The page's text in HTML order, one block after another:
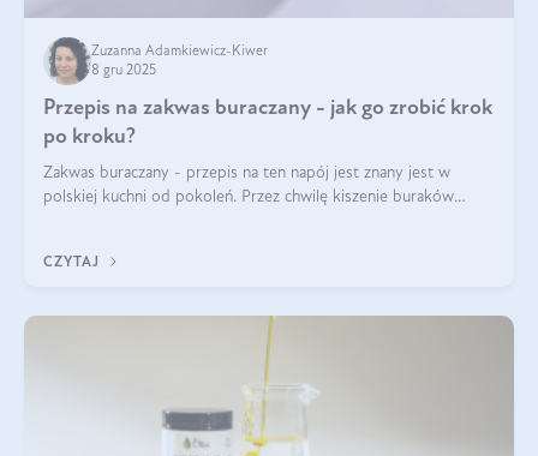
Zuzanna Adamkiewicz-Kiwer
8 gru 2025
Przepis na zakwas buraczany - jak go zrobić krok
po kroku?
Zakwas buraczany - przepis na ten napój jest znany jest w
polskiej kuchni od pokoleń. Przez chwilę kiszenie buraków
CZYTAJ